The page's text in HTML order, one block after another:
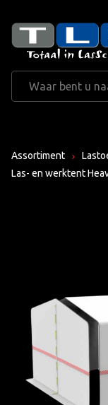
Assortiment
Las- en werktent